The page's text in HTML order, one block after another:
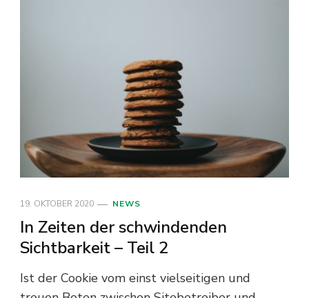
19. OKTOBER 2020 NEWS
In Zeiten der schwindenden
Sichtbarkeit – Teil 2
Ist der Cookie vom einst vielseitigen und